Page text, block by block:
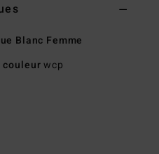
Blanc Femme
couleurwcp